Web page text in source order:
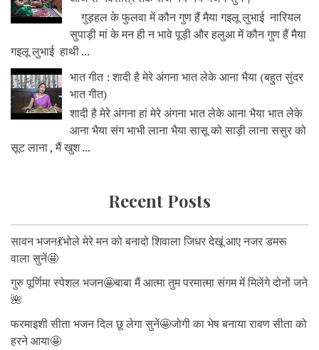
गुड़हल के फुलवा में कौन गुण हैं मैया गइलू लुभाई नारियल
सुपाड़ी मां के मन ही न भावे पूड़ी और हलुआ में कौन गुण हैं मैया
गइलू लुभाई हाथी ...
भात गीत : शादी है मेरे अंगना भात लेके आना भैया (बहुत सुंदर
भात गीत)
शादी है मेरे अंगना हां मेरे अंगना भात लेके आना भैया भात लेके
आना भैया संग भाभी लाना भैया सासू को साड़ी लाना ससुर को
सूट लाना , मैं खुश ...
Recent Posts
सावन भजन💃भोले मेरे मन को बनादो शिवाला जिधर देखूं आए नजर डमरू
वाला सुनें🤩
गुरु पूर्णिमा स्पेशल भजन🤩बाबा मैं आत्मा तुम परमात्मा संगम में मिलेंगे दोनों जने
🌺
फरमाइशी सीता भजन दिल छू लेगा सुनें🤩जोगी का भेष बनाया रावण सीता को
हरने आया🤩